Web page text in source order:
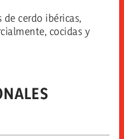
cerdo ibéricas,
cocidas y